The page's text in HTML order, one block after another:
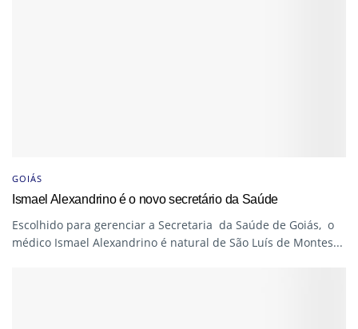
GOIÁS
Ismael Alexandrino é o novo secretário da Saúde
Escolhido para gerenciar a Secretaria da Saúde de Goiás, o
médico Ismael Alexandrino é natural de São Luís de Montes...